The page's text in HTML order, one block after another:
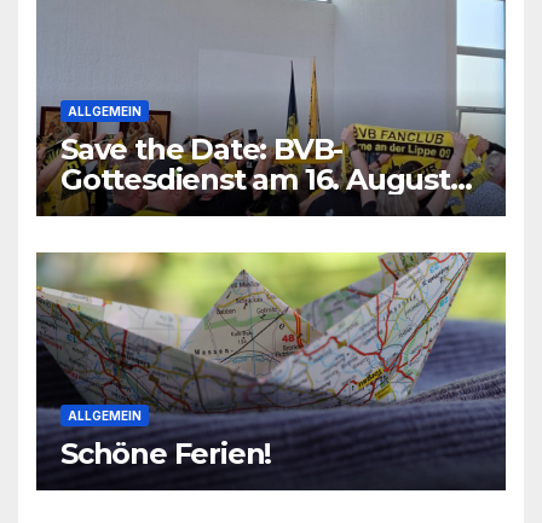
ALLGEMEIN
Save the Date: BVB-
Gottesdienst am 16. August
2026
ALLGEMEIN
Schöne Ferien!